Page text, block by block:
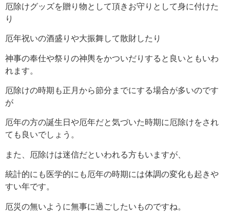
厄除けグッズを贈り物として頂きお守りとして身に付けた
り
厄年祝いの酒盛りや大振舞して散財したり
神事の奉仕や祭りの神輿をかついだりすると良いともいわ
れます。
厄除けの時期も正月から節分までにする場合が多いのです
が
厄年の方の誕生日や厄年だと気づいた時期に厄除けをされ
ても良いでしょう。
また、厄除けは迷信だといわれる方もいますが、
統計的にも医学的にも厄年の時期には体調の変化も起きや
すい年です。
厄災の無いように無事に過ごしたいものですね。